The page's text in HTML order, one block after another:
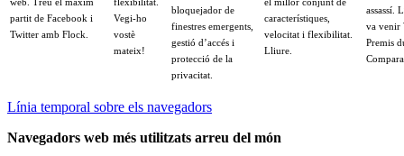
web. Treu el màxim
partit de Facebook i
Twitter amb Flock.
flexibilitat.
Vegi-ho
vostè
mateix!
bloquejador de
finestres emergents,
gestió d’accés i
protecció de la
privacitat.
el millor conjunt de
característiques,
velocitat i flexibilitat.
Lliure.
assassí.
va venir
Premis
Línia temporal sobre els navegadors
Navegadors web més utilitzats arreu del món